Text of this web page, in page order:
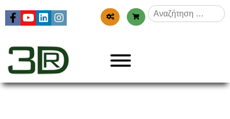
Αναζήτηση
για:
3dr